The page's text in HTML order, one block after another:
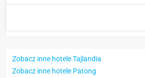
Zobacz inne hotele Tajlandia
Zobacz inne hotele Patong